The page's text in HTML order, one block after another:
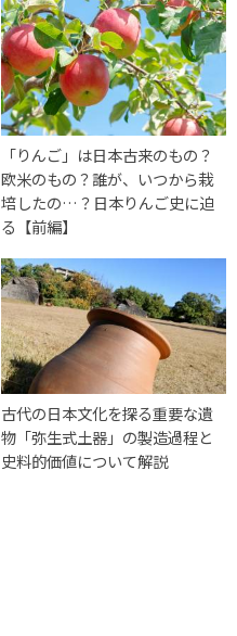
「りんご」は日本古来のもの？
欧米のもの？誰が、いつから栽
培したの…？日本りんご史に迫
る【前編】
古代の日本文化を探る重要な遺
物「弥生式土器」の製造過程と
史料的価値について解説